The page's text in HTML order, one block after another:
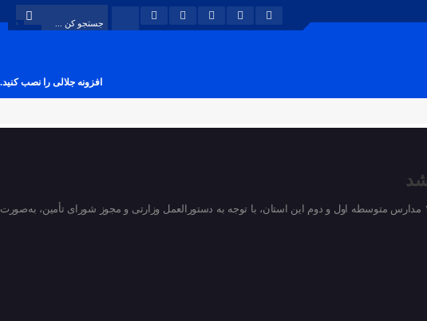
افزونه جلالی را نصب کنید.
مدیرکل آموزش و پرورش البرز گفت: امتحانات نوبت دوم سال تحصیلی ۱۴۰۴-۱۴۰۵ مدارس متوسطه اول و دوم این استان، با توجه به دستورالعمل وزارتی و مجوز شورای تأمین، به‌صورت